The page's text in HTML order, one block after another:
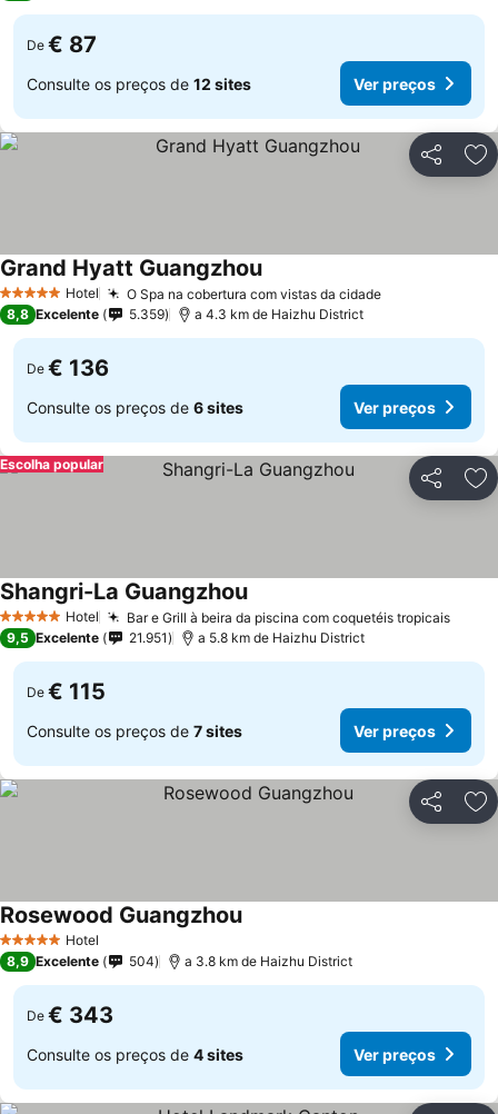
De € 87
Consulte os preços de 12 sites Ver preços
Partilhar
5 Estrelas Hotel O Spa na cobertura com vistas da cidade
Grand Hyatt Guangzhou
8,8 Excelente 5.359 a 4.3 km de Haizhu District
De € 136
Consulte os preços de 6 sites Ver preços
Partilhar
Escolha popular
5 Estrelas Hotel Bar e Grill à beira da piscina com coquetéis tropicais
Shangri-La Guangzhou
9,5 Excelente 21.951 a 5.8 km de Haizhu District
De € 115
Consulte os preços de 7 sites Ver preços
Partilhar
5 Estrelas Hotel
Rosewood Guangzhou
8,9 Excelente 504 a 3.8 km de Haizhu District
De € 343
Consulte os preços de 4 sites Ver preços